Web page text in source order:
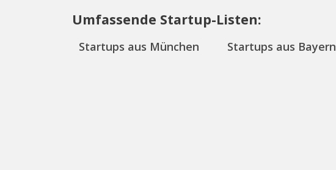
Umfassende Startup-Listen:
Startups aus München Startups aus Bayern